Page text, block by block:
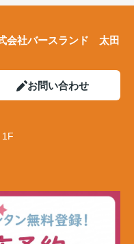
会社バースランド 太田
お問い合わせ